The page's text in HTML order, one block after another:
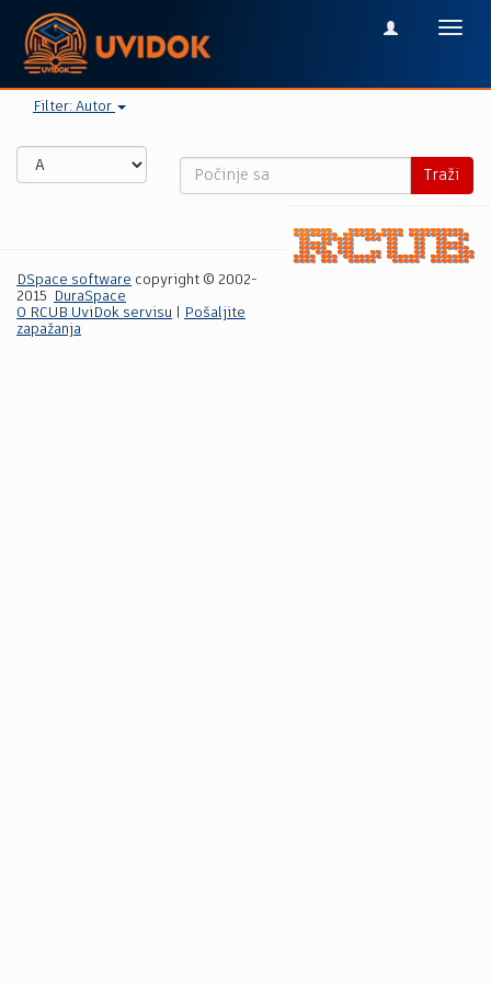
Filter: Autor
Traži
DSpace software copyright © 2002-
2015
DuraSpace
O RCUB UviDok servisu
Pošaljite
zapažanja